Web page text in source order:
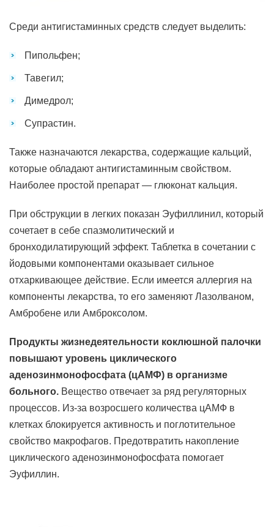
Среди антигистаминных средств следует выделить:
Пипольфен;
Тавегил;
Димедрол;
Супрастин.
Также назначаются лекарства, содержащие кальций,
которые обладают антигистаминным свойством.
Наиболее простой препарат — глюконат кальция.
При обструкции в легких показан Эуфиллинил, который
сочетает в себе спазмолитический и
бронходилатирующий эффект. Таблетка в сочетании с
йодовыми компонентами оказывает сильное
отхаркивающее действие. Если имеется аллергия на
компоненты лекарства, то его заменяют Лазолваном,
Амбробене или Амброксолом.
Продукты жизнедеятельности коклюшной палочки
повышают уровень циклического
аденозинмонофосфата (цАМФ) в организме
больного. Вещество отвечает за ряд регуляторных
процессов. Из-за возросшего количества цАМФ в
клетках блокируется активность и поглотительное
свойство макрофагов. Предотвратить накопление
циклического аденозинмонофосфата помогает
Эуфиллин.